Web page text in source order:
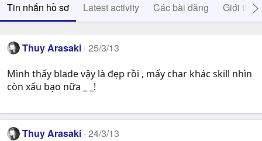
Tin nhắn hồ sơ Latest activity Các bài đăng Giới thiệu
Thuy Arasaki 25/3/13
Mình thấy blade vậy là đẹp rồi , mấy char khác skill nhìn
còn xấu bạo nữa _ _!
Thuy Arasaki 24/3/13